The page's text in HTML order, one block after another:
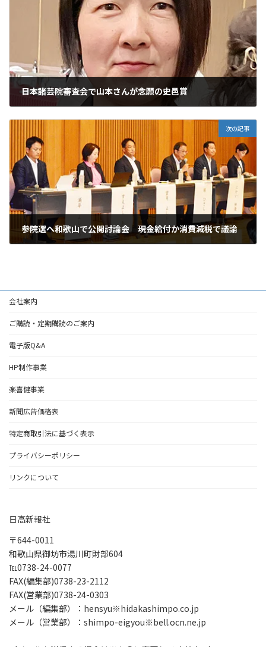
日本諸芸院審査会で山本さんが念願の史邑賞
次の記事
参院選へ和歌山で公開討論会 現金給付か消費減税で議論
会社案内
ご購読・定期購読のご案内
電子版Q&A
HP制作事業
楽喜健事業
新聞広告価格表
特定商取引法に基づく表示
プライバシーポリシー
リンクについて
日高新報社
〒644-0011
和歌山県御坊市湯川町財部604
℡0738-24-0077
FAX(編集部)0738-23-2112
FAX(営業部)0738-24-0303
メール（編集部）：hensyu※hidakashimpo.co.jp
メール（営業部）：shimpo-eigyou※bell.ocn.ne.jp